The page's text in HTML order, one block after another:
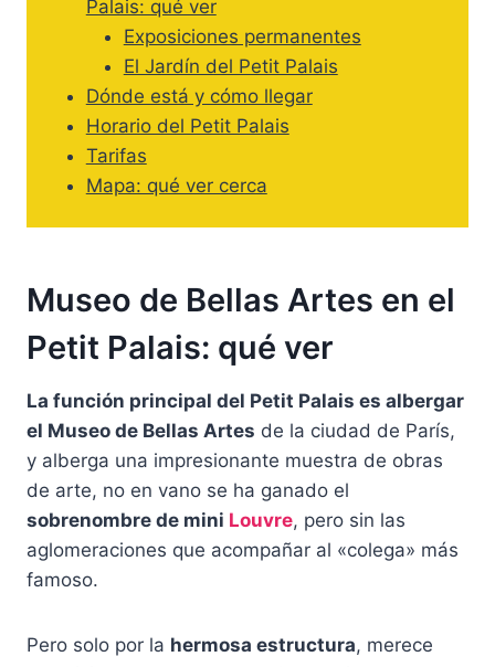
Palais: qué ver
Exposiciones permanentes
El Jardín del Petit Palais
Dónde está y cómo llegar
Horario del Petit Palais
Tarifas
Mapa: qué ver cerca
Museo de Bellas Artes en el
Petit Palais: qué ver
La función principal del Petit Palais es albergar
el Museo de Bellas Artes de la ciudad de París,
y alberga una impresionante muestra de obras
de arte, no en vano se ha ganado el
sobrenombre de mini Louvre, pero sin las
aglomeraciones que acompañar al «colega» más
famoso.
Pero solo por la hermosa estructura, merece